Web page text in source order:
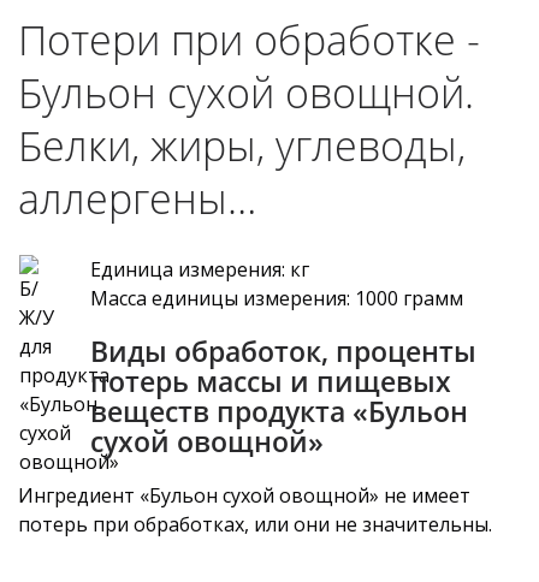
Потери при обработке -
Бульон сухой овощной.
Белки, жиры, углеводы,
аллергены…
Единица измерения: кг
Масса единицы измерения: 1000 грамм
Виды обработок, проценты
потерь массы и пищевых
веществ продукта «Бульон
сухой овощной»
Ингредиент «Бульон сухой овощной» не имеет
потерь при обработках, или они не значительны.